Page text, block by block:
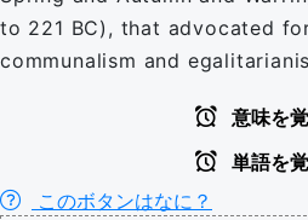
to 221 BC), that advocated
communalism and
意味を
単語を
このボタンはなに？